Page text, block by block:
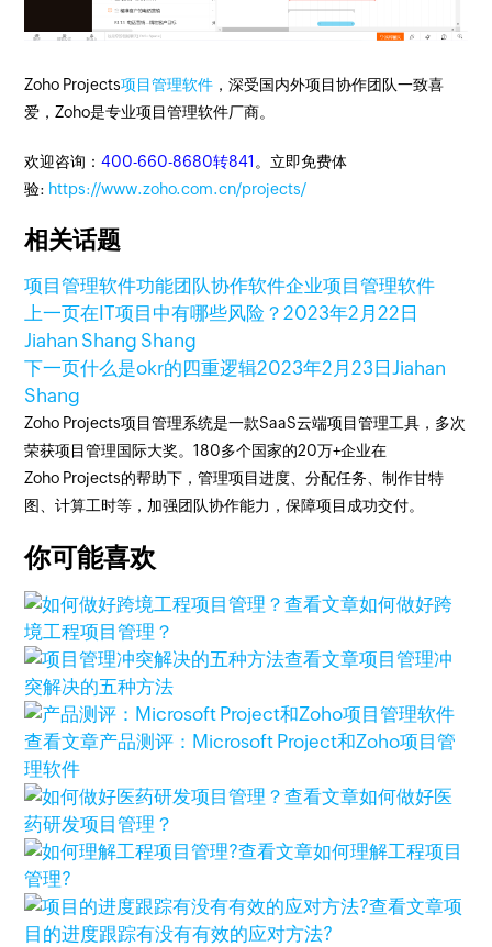
Zoho Projects项目管理软件 ，深受国内外项目协作团队一致喜
爱，Zoho是专业项目管理软件厂商。
欢迎咨询：400-660-8680转841 。立即免费体
验: https://www.zoho.com.cn/projects/
相关话题
项目管理软件功能团队协作软件企业项目管理软件
上一页在IT项目中有哪些风险？2023年2月22日
Jiahan Shang Shang
下一页什么是okr的四重逻辑2023年2月23日Jiahan
Shang
Zoho Projects项目管理系统是一款SaaS云端项目管理工具，多次
荣获项目管理国际大奖。180多个国家的20万+企业在
Zoho Projects的帮助下，管理项目进度、分配任务、制作甘特
图、计算工时等，加强团队协作能力，保障项目成功交付。
你可能喜欢
查看文章如何做好跨
境工程项目管理？
查看文章项目管理冲
突解决的五种方法
查看文章产品测评：Microsoft Project和Zoho项目管
理软件
查看文章如何做好医
药研发项目管理？
查看文章如何理解工程项目
管理?
查看文章项
目的进度跟踪有没有有效的应对方法?